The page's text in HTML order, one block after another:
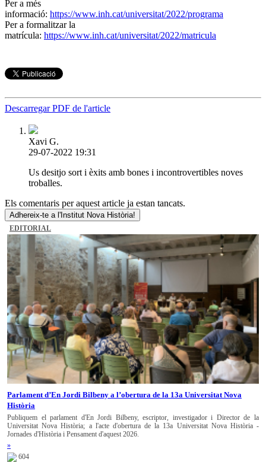
Per a més
informació: https://www.inh.cat/universitat/2022/programa
Per a formalitzar la
matrícula: https://www.inh.cat/universitat/2022/matricula
Descarregar PDF de l'article
Xavi G.
29-07-2022 19:31
Us desitjo sort i èxits amb bones i incontrovertibles noves
troballes.
Els comentaris per aquest article ja estan tancats.
Adhereix-te a l'Institut Nova Història!
EDITORIAL
Parlament d’En Jordi Bilbeny a l’obertura de la 13a Universitat Nova
Història
Publiquem el parlament d'En Jordi Bilbeny, escriptor, investigador i Director de la
Universitat Nova Història; a l'acte d'obertura de la 13a Universitat Nova Història -
Jornades d'Història i Pensament d'aquest 2026.
»
604